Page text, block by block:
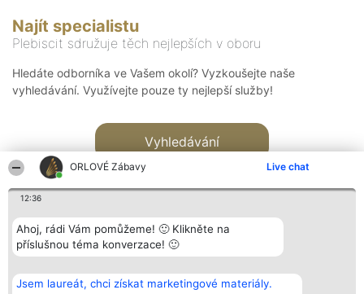
ORLOVÉ Zábavy Live chat
12:36
Ahoj, rádi Vám pomůžeme! 🙂 Klikněte na
příslušnou téma konverzace! 🙂
Jsem laureát, chci získat marketingové materiály.
Najít specialistu
Plebiscit sdružuje těch nejlepších v oboru
Hledáte odborníka ve Vašem okolí? Vyzkoušejte naše
vyhledávání. Využívejte pouze ty nejlepší služby!
Vyhledávání
Bright Side Solutions sp. z o.
o. sp. k.
Vítězové
Seznam všech
Kontakt